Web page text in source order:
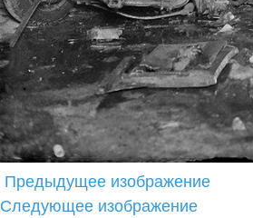
Предыдущее изображение
Следующее изображение